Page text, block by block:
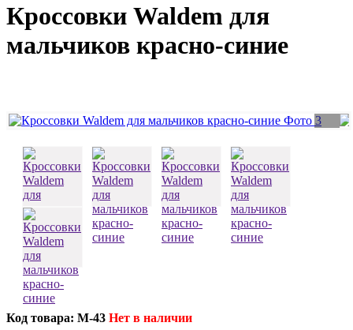
Кроссовки Waldem для
мальчиков красно-синие
Код товара: M-43 Нет в наличии